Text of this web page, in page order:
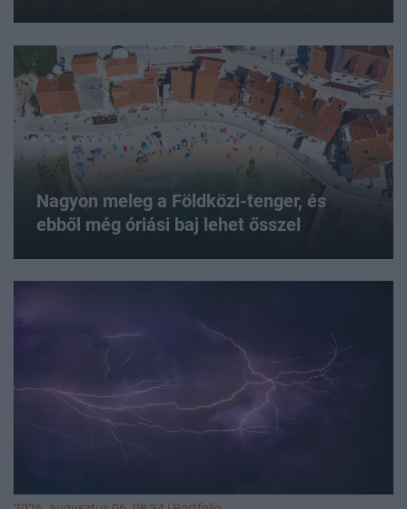
Nagyon meleg a Földközi-tenger, és
ebből még óriási baj lehet ősszel